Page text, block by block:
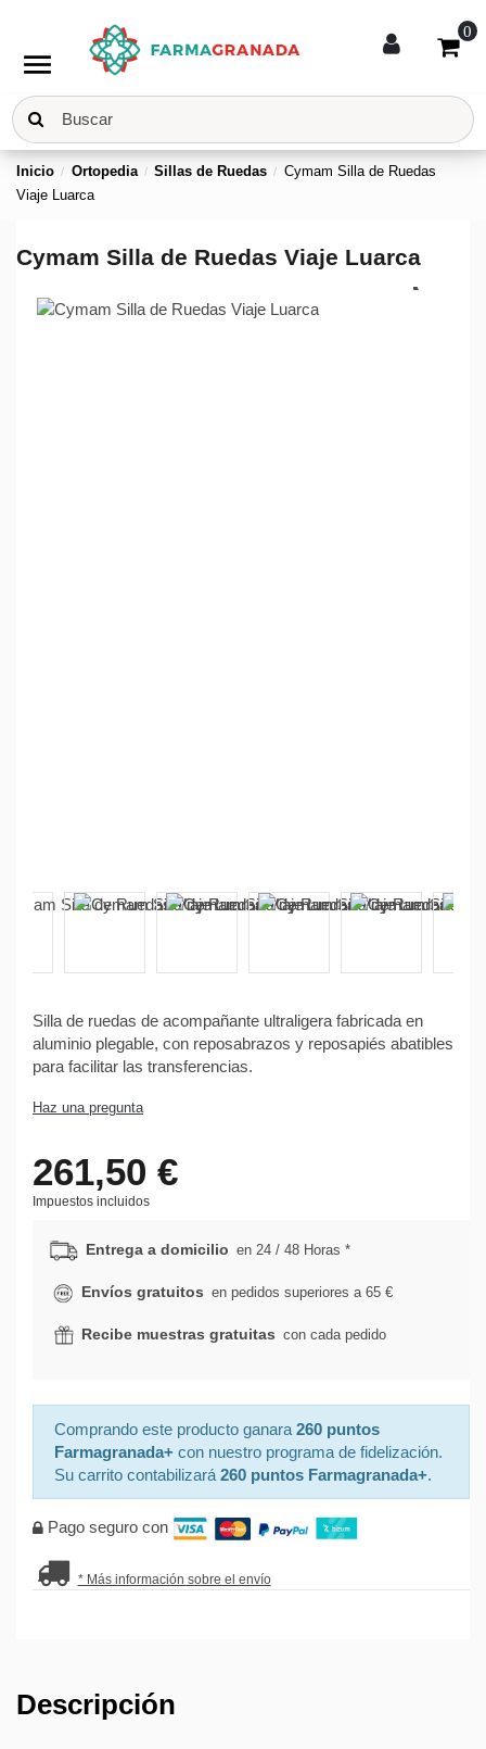
menu
0
Inicio Ortopedia Sillas de Ruedas
Cymam Silla de Ruedas
Viaje Luarca
Cymam Silla de Ruedas Viaje Luarca
Silla de ruedas de acompañante ultraligera fabricada en
aluminio plegable, con reposabrazos y reposapiés abatibles
para facilitar las transferencias.
Haz una pregunta
261,50 €
Impuestos incluidos
Entrega a domicilio en 24 / 48 Horas *
Envíos gratuitos en pedidos superiores a 65 €
Recibe muestras gratuitas con cada pedido
Comprando este producto ganara 260 puntos
Farmagranada+con nuestro programa de fidelización.
Su carrito contabilizará 260 puntos Farmagranada+.
Pago seguro con
* Más información sobre el envío
Descripción